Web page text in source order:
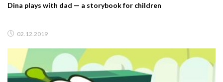
Dina plays with dad — a storybook for children
02.12.2019